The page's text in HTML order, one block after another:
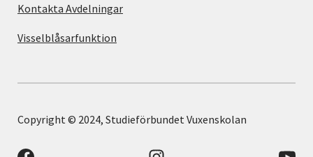
Kontakta Avdelningar
Visselblåsarfunktion
Copyright © 2024, Studieförbundet Vuxenskolan